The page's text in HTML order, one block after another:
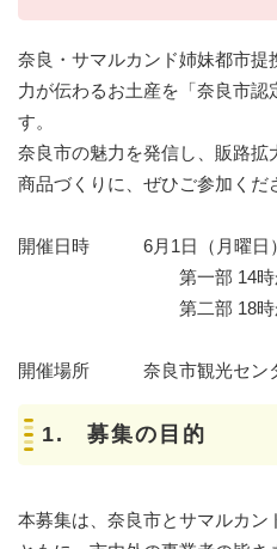
奈良・サマルカンド姉妹都市
力が伝わるお土産を「奈良市認
す。
奈良市の魅力を発信し、販路拡
商品づくりに、ぜひご参加くだ
開催日時 6月1日（月曜日）
第一部 14時から
第二部 18時から
開催場所 奈良市観光センタ
1. 募集の目的
本募集は、奈良市とサマルカン